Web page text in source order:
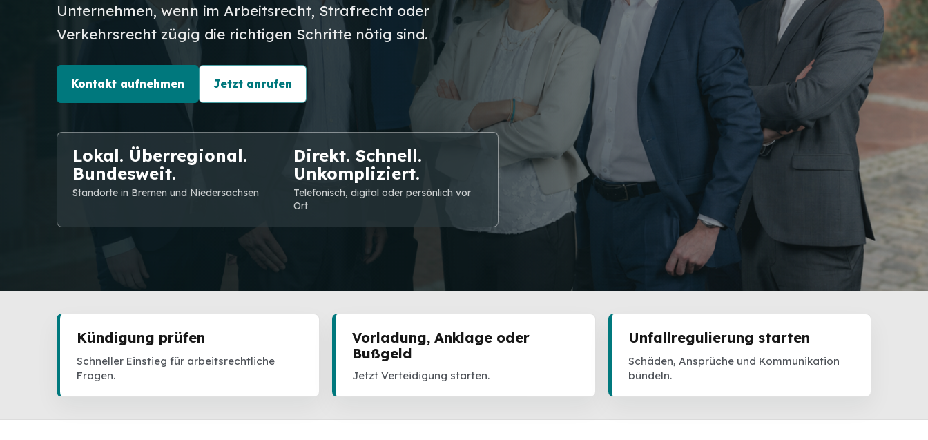
Unternehmen, wenn im Arbeitsrecht, Strafrecht oder
Verkehrsrecht zügig die richtigen Schritte nötig sind.
Kontakt aufnehmen Jetzt anrufen
Lokal. Überregional.
Bundesweit.
Standorte in Bremen und Niedersachsen
Direkt. Schnell.
Unkompliziert.
Telefonisch, digital oder persönlich vor
Ort
Kündigung prüfen
Schneller Einstieg für arbeitsrechtliche
Fragen.
Vorladung, Anklage oder
Bußgeld
Jetzt Verteidigung starten.
Unfallregulierung starten
Schäden, Ansprüche und Kommunikation
bündeln.